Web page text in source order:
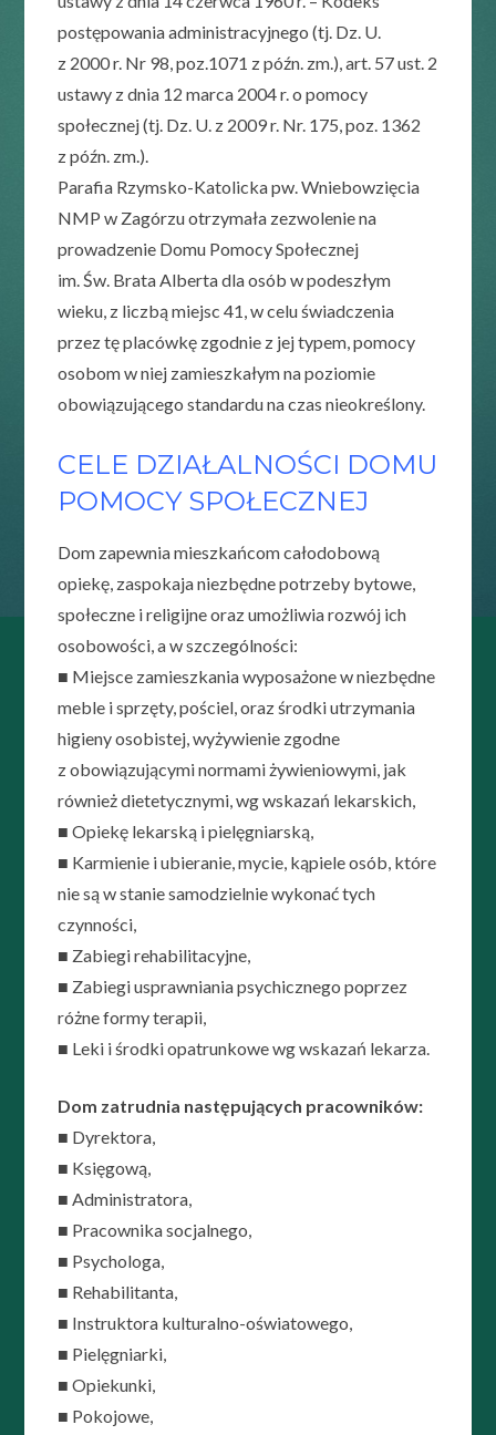
postępowania administracyjnego (tj. Dz. U.
z 2000 r. Nr 98, poz.1071 z późn. zm.), art. 57 ust. 2
ustawy z dnia 12 marca 2004 r. o pomocy
społecznej (tj. Dz. U. z 2009 r. Nr. 175, poz. 1362
z późn. zm.).
Parafia Rzymsko-Katolicka pw. Wniebowzięcia
NMP w Zagórzu otrzymała zezwolenie na
prowadzenie Domu Pomocy Społecznej
im. Św. Brata Alberta dla osób w podeszłym
wieku, z liczbą miejsc 41, w celu świadczenia
przez tę placówkę zgodnie z jej typem, pomocy
osobom w niej zamieszkałym na poziomie
obowiązującego standardu na czas nieokreślony.
CELE DZIAŁALNOŚCI DOMU
POMOCY SPOŁECZNEJ
Dom zapewnia mieszkańcom całodobową
opiekę, zaspokaja niezbędne potrzeby bytowe,
społeczne i religijne oraz umożliwia rozwój ich
osobowości, a w szczególności:
■ Miejsce zamieszkania wyposażone w niezbędne
meble i sprzęty, pościel, oraz środki utrzymania
higieny osobistej, wyżywienie zgodne
z obowiązującymi normami żywieniowymi, jak
również dietetycznymi, wg wskazań lekarskich,
■ Opiekę lekarską i pielęgniarską,
■ Karmienie i ubieranie, mycie, kąpiele osób, które
nie są w stanie samodzielnie wykonać tych
czynności,
■ Zabiegi rehabilitacyjne,
■ Zabiegi usprawniania psychicznego poprzez
różne formy terapii,
■ Leki i środki opatrunkowe wg wskazań lekarza.
Dom zatrudnia następujących pracowników:
■ Dyrektora,
■ Księgową,
■ Administratora,
■ Pracownika socjalnego,
■ Psychologa,
■ Rehabilitanta,
■ Instruktora kulturalno-oświatowego,
■ Pielęgniarki,
■ Opiekunki,
■ Pokojowe,